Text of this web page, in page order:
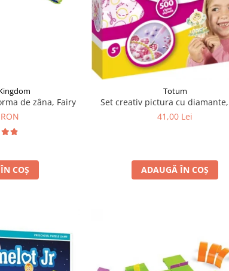
de zâna, Fairy
COȘ
Totum
Set creativ pictura cu
41,00 Lei
ADAUGĂ ÎN COȘ